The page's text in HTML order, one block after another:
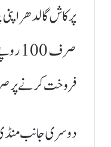
صرف
فروخت کرنے پر صرف 1,262 روپے